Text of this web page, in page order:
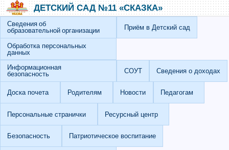
Перейти к основному содержанию
Skip to searchДЕТСКИЙ САД №11 «СКАЗКА»
Сведения об
образовательной организации
Приём в Детский сад
Обработка персональных
данных
Информационная
безопасность
СОУТ Сведения о доходах
Доска почета Родителям Новости Педагогам
Персональные странички Ресурсный центр
Безопасность Патриотическое воспитание